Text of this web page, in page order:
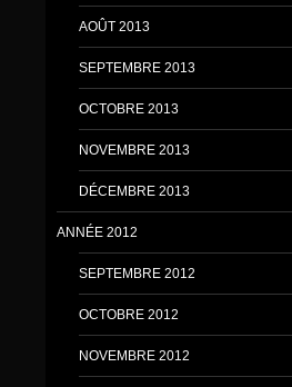
AOÛT 2013
SEPTEMBRE 2013
OCTOBRE 2013
NOVEMBRE 2013
DÉCEMBRE 2013
ANNÉE 2012
SEPTEMBRE 2012
OCTOBRE 2012
NOVEMBRE 2012